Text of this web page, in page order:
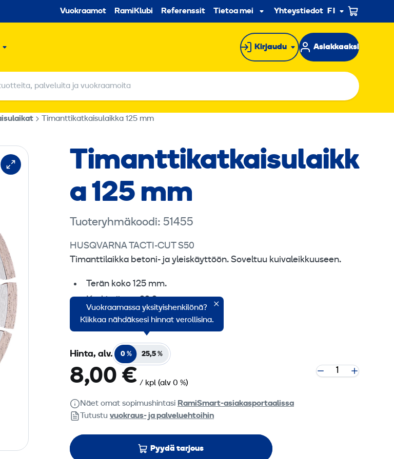
Toissijainen
Vuokraamot RamiKlubi Referenssit Tietoa meistäAlavalikko
Yhteystiedot FI
Alavalikko Kirjaudu Asiakkaaksi
palveluita ja vuokraamoita
palveluita ja vuokraamoita
Timanttikatkaisulaikka 125 mm
Timanttikatkaisulaikk
a 125 mm
Tuoteryhmäkoodi: 51455
HUSQVARNA TACTI-CUT S50
Timanttilaikka betoni- ja yleiskäyttöön. Soveltuu kuivaleikkuuseen.
Terän koko 125 mm.
Keskireijän ø 22,2 mm.
Segmentin paksuus 1,6 mm.
Vuokraamassa yksityishenkilönä?
Klikkaa nähdäksesi hinnat verollisina.
Hinta, alv. 0 % 25,5 %
8,00 € / kpl (alv 0 %)
Näet omat sopimushintasi RamiSmart-asiakasportaalissa
Tutustu vuokraus- ja palveluehtoihin
Pyydä tarjous